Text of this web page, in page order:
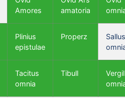
Amores
amatoria
Plinius
epistulae
Properz
Tacitus
omnia
Tibull
Vergil